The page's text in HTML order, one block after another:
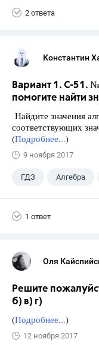
2 ответа
Константин
Вариант 1. С-51.
помогите найти
Найдите значения
соответствующих
(Подробнее...)
9 ноября 2017
ГДЗ Алгебра
1 ответ
Оля
Решите
б) в) г)
(Подробнее...)
12 ноября 2017